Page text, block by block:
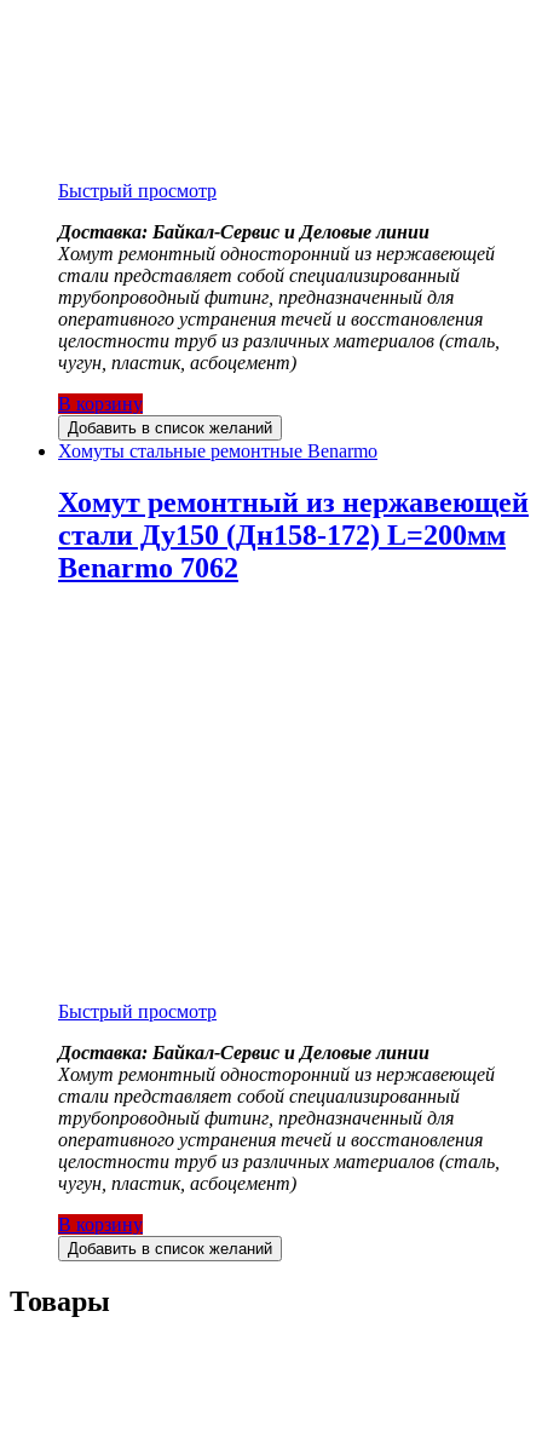
Быстрый просмотр
Доставка: Байкал-Сервис и Деловые линии
Хомут ремонтный односторонний из нержавеющей
стали представляет собой специализированный
трубопроводный фитинг, предназначенный для
оперативного устранения течей и восстановления
целостности труб из различных материалов (сталь,
чугун, пластик, асбоцемент)
В корзину
Добавить в список желаний
Хомуты стальные ремонтные Benarmo
Хомут ремонтный из нержавеющей
стали Ду150 (Дн158-172) L=200мм
Benarmo 7062
Быстрый просмотр
Доставка: Байкал-Сервис и Деловые линии
Хомут ремонтный односторонний из нержавеющей
стали представляет собой специализированный
трубопроводный фитинг, предназначенный для
оперативного устранения течей и восстановления
целостности труб из различных материалов (сталь,
чугун, пластик, асбоцемент)
В корзину
Добавить в список желаний
Товары